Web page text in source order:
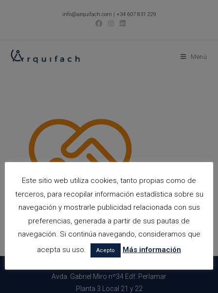
info@arquifach.com | +34 607 831 229
Menú
Avda. Gabriel Miro nº34 Edf. Perlamar
Planta 3 Local 21 y 22
Este sitio web utiliza cookies, tanto propias como de
terceros, para recopilar información estadística sobre su
navegación y mostrarle publicidad relacionada con sus
preferencias, generada a partir de sus pautas de
navegación. Si continúa navegando, consideramos que
acepta su uso.
Acepto Más información